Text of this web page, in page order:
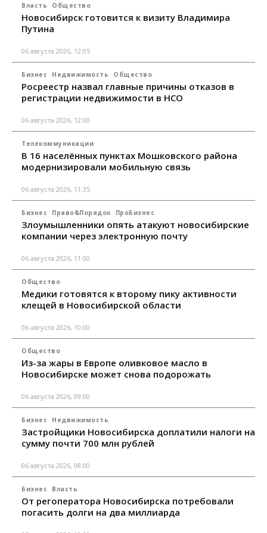
Власть Общество
Новосибирск готовится к визиту Владимира
Путина
06 августа 2026, 12:05
Бизнес Недвижимость Общество
Росреестр назвал главные причины отказов в
регистрации недвижимости в НСО
06 августа 2026, 12:00
Телекоммуникации
В 16 населённых пунктах Мошковского района
модернизировали мобильную связь
06 августа 2026, 11:35
Бизнес Право&Порядок ПроБизнес
Злоумышленники опять атакуют новосибирские
компании через электронную почту
06 августа 2026, 11:00
Общество
Медики готовятся к второму пику активности
клещей в Новосибирской области
06 августа 2026, 10:00
Общество
Из-за жары в Европе оливковое масло в
Новосибирске может снова подорожать
06 августа 2026, 09:00
Бизнес Недвижимость
Застройщики Новосибирска доплатили налоги на
сумму почти 700 млн рублей
06 августа 2026, 08:00
Бизнес Власть
От регоператора Новосибирска потребовали
погасить долги на два миллиарда